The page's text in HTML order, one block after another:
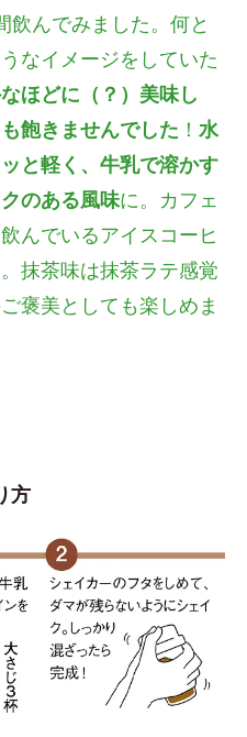
飲んでみました。何と
なイメージをしていた
ほどに（？）美味し
飽きませんでした ！水
と軽く、牛乳で溶かす
のある風味に。カフェ
んでいるアイスコーヒ
抹茶味は抹茶ラテ感覚
褒美としても楽しめま
方